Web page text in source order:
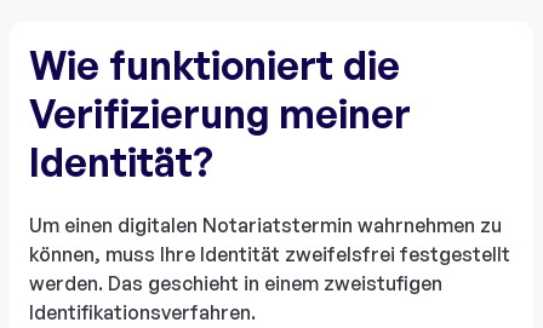
Wie funktioniert die
Verifizierung meiner
Identität?
Um einen digitalen Notariatstermin wahrnehmen zu
können, muss Ihre Identität zweifelsfrei festgestellt
werden. Das geschieht in einem zweistufigen
Identifikationsverfahren.